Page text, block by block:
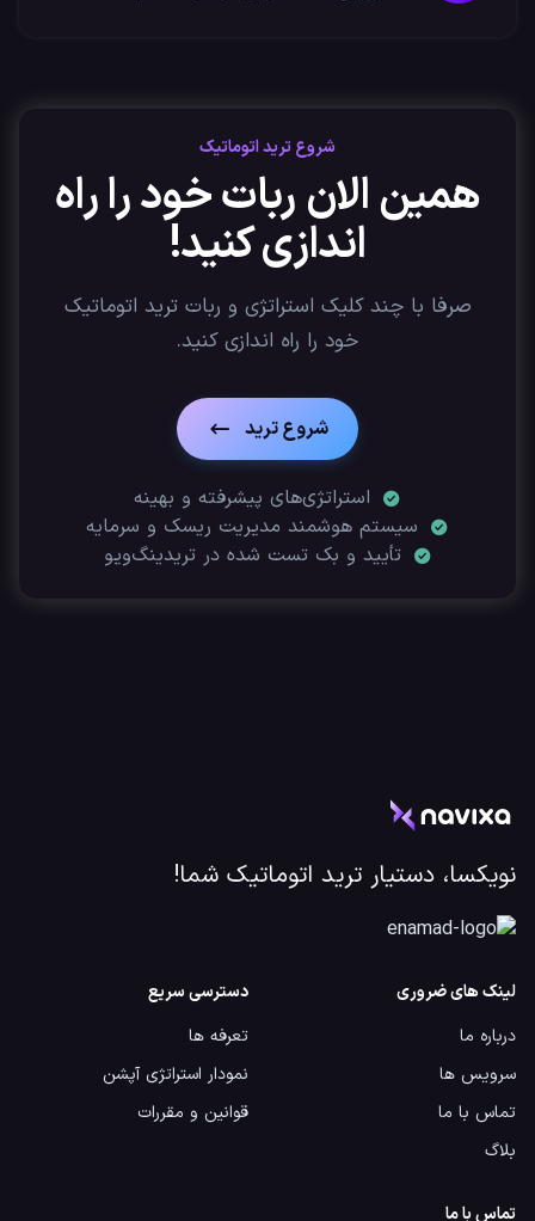
شروع ترید اتوماتیک
همین الان ربات خود را راه
اندازی کنید!
صرفا با چند کلیک استراتژی‌ و ربات ترید اتوماتیک
خود را راه اندازی کنید.
شروع ترید
استراتژی‌های پیشرفته و بهینه
سیستم هوشمند مدیریت ریسک و سرمایه
تأیید‌ و بک تست شده در تریدینگ‌ویو
نویکسا، دستیار ترید اتوماتیک شما!
لینک های ضروری
درباره ما
سرویس ها
تماس با ما
بلاگ
دسترسی سریع
تعرفه ها
نمودار استراتژی آپشن
قوانین و مقررات
تماس با ما